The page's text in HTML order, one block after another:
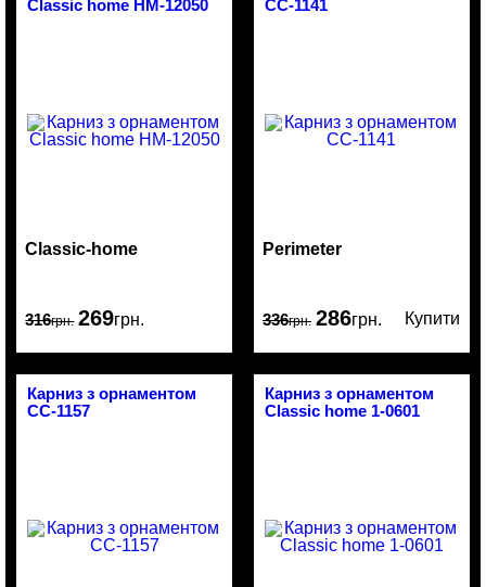
Classic home HM-12050
Classic-home
316грн. 269грн.
CC-1141
Perimeter
336грн. 286грн. Купити
Карниз з орнаментом
CC-1157
Карниз з орнаментом
Classic home 1-0601